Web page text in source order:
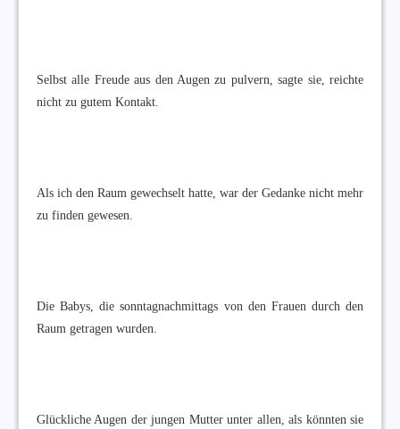
Selbst alle Freude aus den Augen zu pulvern, sagte sie, reichte
nicht zu gutem Kontakt.
Als ich den Raum gewechselt hatte, war der Gedanke nicht mehr
zu finden gewesen.
Die Babys, die sonntagnachmittags von den Frauen durch den
Raum getragen wurden.
Glückliche Augen der jungen Mutter unter allen, als könnten sie